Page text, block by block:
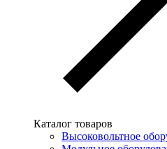
АС Привод (Украина)
АСКО-УКРЕМ (Украина)
Запорожский завод
Каблекс Одесса
Мегомметр (Украина)
Промфактор
Термофит
Каталог товаров
Высоковольтное